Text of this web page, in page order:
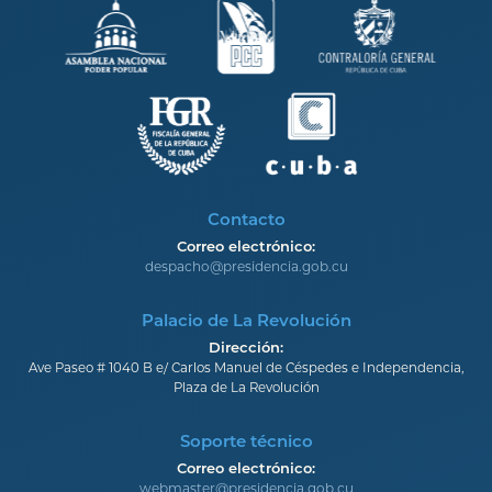
Contacto
Correo electrónico:
despacho@presidencia.gob.cu
Palacio de La Revolución
Dirección:
Ave Paseo # 1040 B e/ Carlos Manuel de Céspedes e Independencia,
Plaza de La Revolución
Soporte técnico
Correo electrónico:
webmaster@presidencia.gob.cu